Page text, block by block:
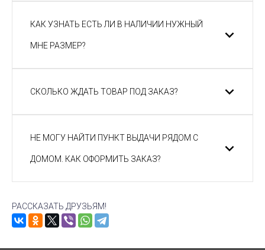
КАК УЗНАТЬ ЕСТЬ ЛИ В НАЛИЧИИ НУЖНЫЙ
МНЕ РАЗМЕР?
СКОЛЬКО ЖДАТЬ ТОВАР ПОД ЗАКАЗ?
НЕ МОГУ НАЙТИ ПУНКТ ВЫДАЧИ РЯДОМ С
ДОМОМ. КАК ОФОРМИТЬ ЗАКАЗ?
РАССКАЗАТЬ ДРУЗЬЯМ!